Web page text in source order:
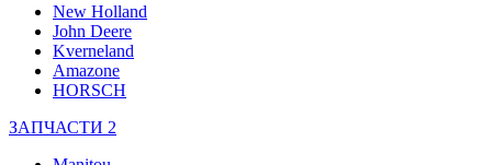
New Holland
John Deere
Kverneland
Amazone
HORSCH
ЗАПЧАСТИ 2